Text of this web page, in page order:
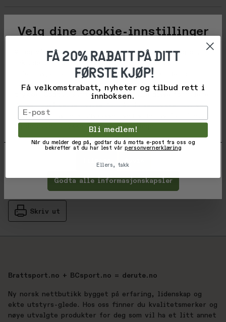
Varekode: 20SQ0086N
EAN: 8058983781418
Vurderinger
Gjennomsnittsvurdering:
Produsent
Skriv ut
Brattsport.no + BCsport.no = derute.no
Ny norsk nettbutikk bygget på erfaring, lidenskap og
ekte utstyrs-glede. Hos oss finner du kvalitetsmerker og
nøye utvalgte produkter for deg som vil ha et litt annet
Velg dine cookie-innstillinger
Vi og våre forretningspartnere bruker teknologier,
inkludert informasjonskapsler, til å samle
informasjon om deg for ulike formål, inkludert:
Funksjonelle, statistiske, markedsføring. Ved å
trykke 'Godta', samtykker du til alle disse formålene.
Du kan også velge hvilke formål du samtykker til ved
å klikke på avmerkingsboksen ved siden av formålet,
og deretter trykke 'Lagre innstillinger'.
Godta alle informasjonskapsler
FÅ 20% RABATT PÅ DITT
FØRSTE KJØP!
Få velkomstrabatt, nyheter og tilbud rett i
innboksen.
Email
Bli medlem!
Når du melder deg på, godtar du å motta e-post fra oss og
bekrefter at du har lest vårpersonvernerklæring
Ellers, takk